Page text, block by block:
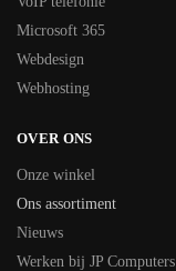
Microsoft 365
Webdesign
Webhosting
OVER ONS
Onze winkel
Ons assortiment
Nieuws
Werken bij JP Computers